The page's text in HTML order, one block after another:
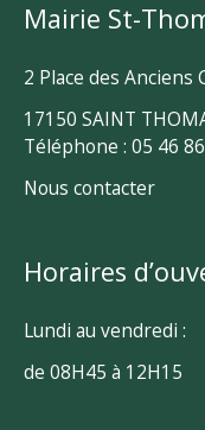
Mairie St-
2 Place des Anciens
17150 SAINT
Téléphone : 05 46
Nous contacter
Horaires
Lundi au vendredi :
de 08H45 à 12H15